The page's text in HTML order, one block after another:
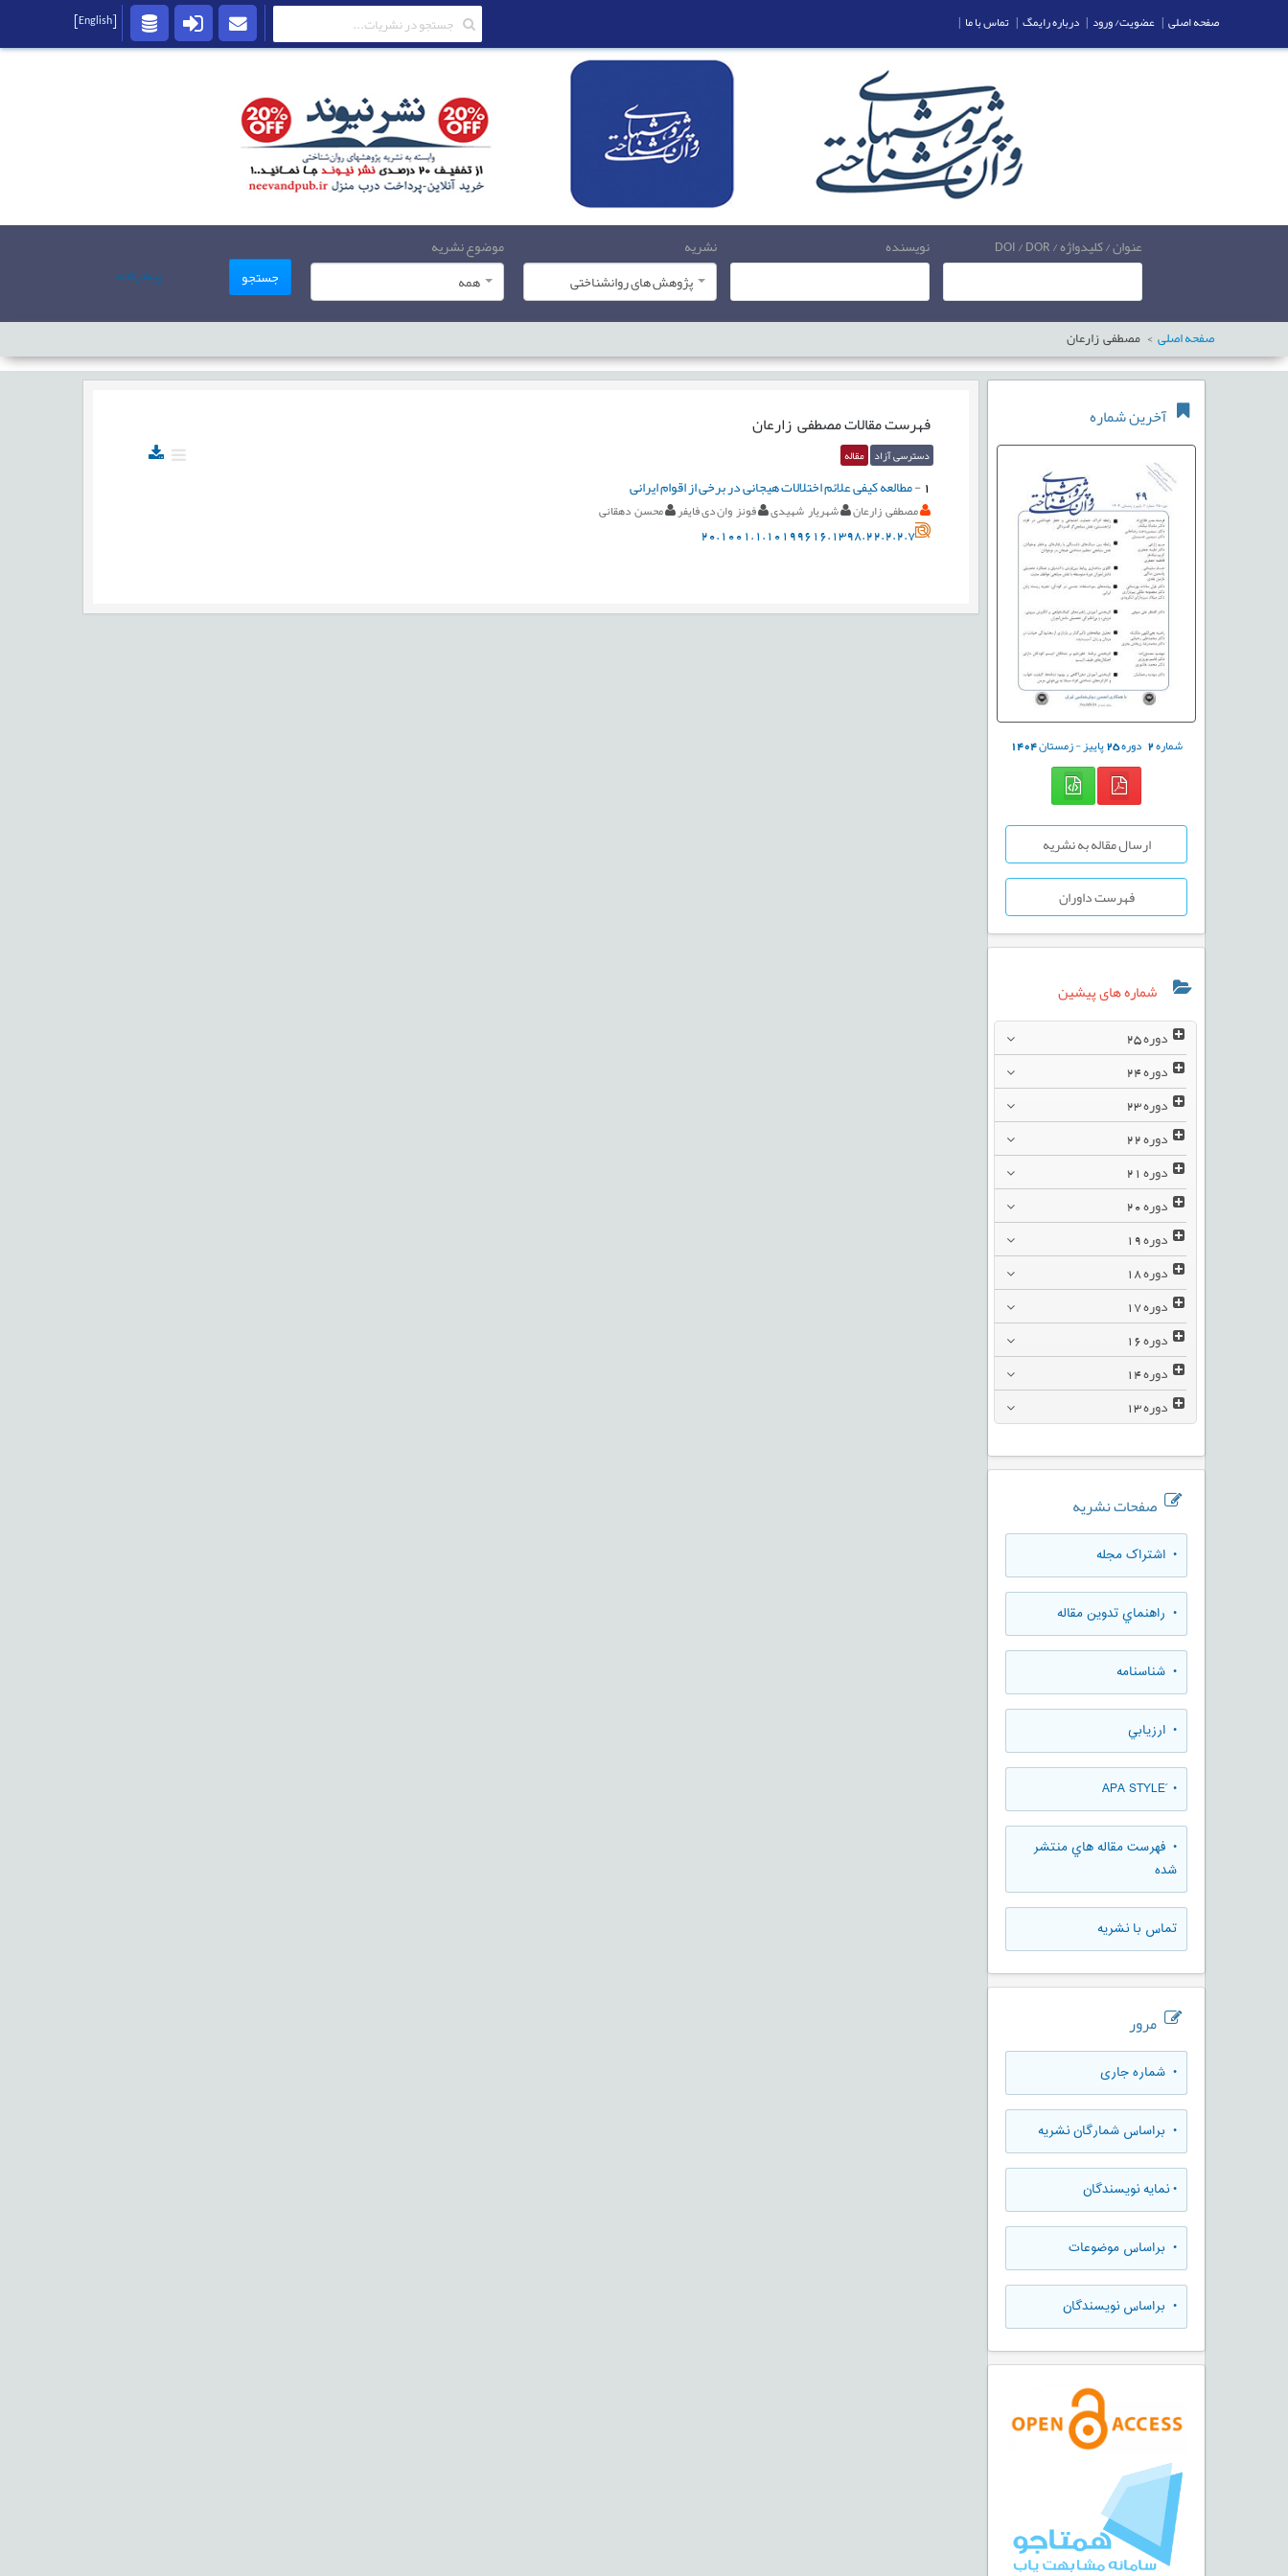
عنوان / کلیدواژه / DOI / DOR نویسنده
نشریه
پژوهش های روانشناختی
موضوع نشریه
همه
جستجو پیشرفته
صفحه اصلی مصطفی زارعان
آخرین شماره
شماره2 دوره25پاییز - زمستان1404
ارسال مقاله به نشریه
فهرست داوران
شماره های پیشین
دوره
دوره
دوره
دوره
دوره
دوره
دوره
دوره
دوره
دوره
دوره
دوره
صفحات نشریه
• اشتراک مجله
• راهنماي تدوين مقاله
• شناسنامه
• ارزيابي
• َAPA STYLE
• فهرست مقاله هاي منتشر
شده
تماس با نشریه
مرور
• شماره جاری
• براساس شمارگان نشریه
•نمایه نویسندگان
• براساس موضوعات
• براساس نویسندگان
فهرست مقالاتمصطفی زارعان
دسترسی آزاد مقاله
1
-مطالعه کیفی علائم اختلالات هیجانی در برخی از اقوام ایرانی
مصطفی زارعان شهریار شهیدی فونز وان دی فایفر محسن دهقانی
20.1001.1.10199616.1398.22.2.2.7
صفحه اصلی | عضویت/ ورود | درباره رایمگ | تماس با ما |
[English]